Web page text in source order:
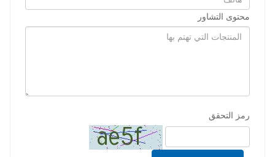
محتوى التشاور
رمز التحقق